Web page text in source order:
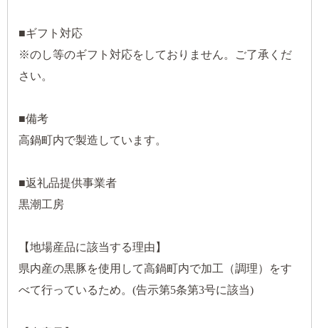
■ギフト対応
※のし等のギフト対応をしておりません。ご了承くだ
さい。
■備考
高鍋町内で製造しています。
■返礼品提供事業者
黒潮工房
【地場産品に該当する理由】
県内産の黒豚を使用して高鍋町内で加工（調理）をす
べて行っているため。(告示第5条第3号に該当)